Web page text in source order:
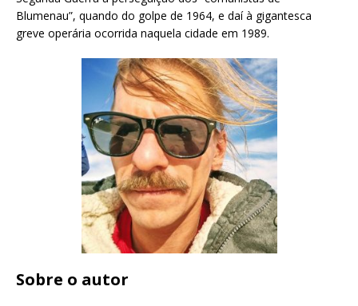
Blumenau”, quando do golpe de 1964, e daí à gigantesca
greve operária ocorrida naquela cidade em 1989.
Sobre o autor